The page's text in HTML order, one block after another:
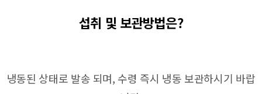
섭취 및 보관방법은?
냉동된 상태로 발송 되며, 수령 즉시 냉동 보관하시기 바랍